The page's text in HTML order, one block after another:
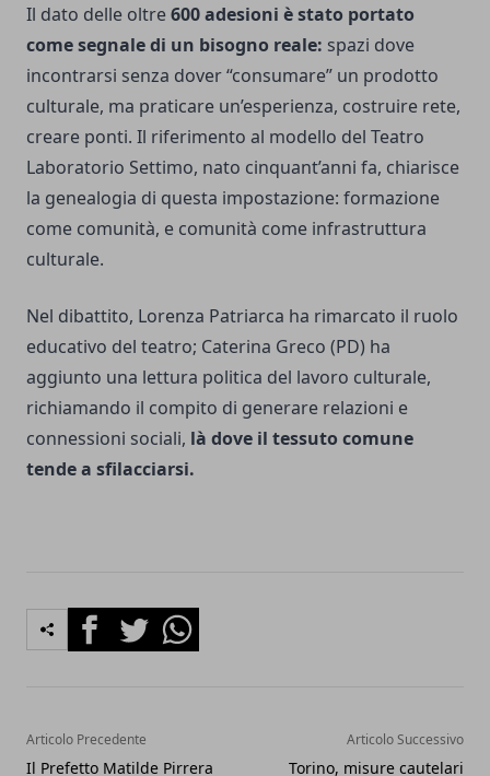
Il dato delle oltre600 adesioni è stato portato
come segnale di un bisogno reale: spazi dove
incontrarsi senza dover “consumare” un prodotto
culturale, ma praticare un’esperienza, costruire rete,
creare ponti. Il riferimento al modello del Teatro
Laboratorio Settimo, nato cinquant’anni fa, chiarisce
la genealogia di questa impostazione: formazione
come comunità, e comunità come infrastruttura
culturale.
Nel dibattito, Lorenza Patriarca ha rimarcato il ruolo
educativo del teatro; Caterina Greco (PD) ha
aggiunto una lettura politica del lavoro culturale,
richiamando il compito di generare relazioni e
connessioni sociali, là dove il tessuto comune
tende a sfilacciarsi.
FacebookTwitterWhatsapp
Articolo Precedente
Il Prefetto Matilde Pirrera
Articolo Successivo
Torino, misure cautelari